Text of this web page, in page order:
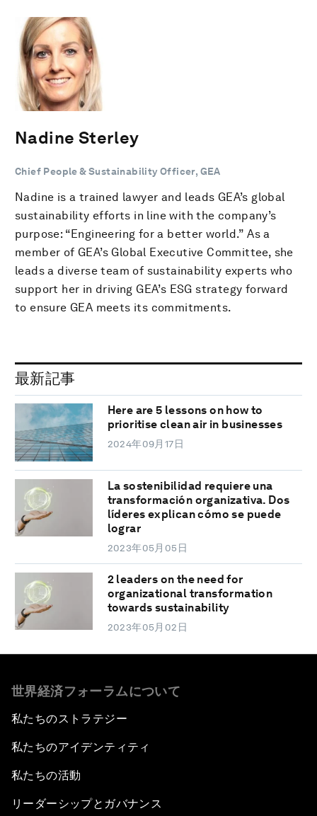
Nadine Sterley
Chief People & Sustainability Officer, GEA
Nadine is a trained lawyer and leads GEA’s global
sustainability efforts in line with the company’s
purpose: “Engineering for a better world.” As a
member of GEA’s Global Executive Committee, she
leads a diverse team of sustainability experts who
support her in driving GEA’s ESG strategy forward
to ensure GEA meets its commitments.
最新記事
Here are 5 lessons on how to
prioritise clean air in businesses
2024年09月17日
La sostenibilidad requiere una
transformación organizativa. Dos
líderes explican cómo se puede
lograr
2023年05月05日
2 leaders on the need for
organizational transformation
towards sustainability
2023年05月02日
世界経済フォーラムについて
私たちのストラテジー
私たちのアイデンティティ
私たちの活動
リーダーシップとガバナンス